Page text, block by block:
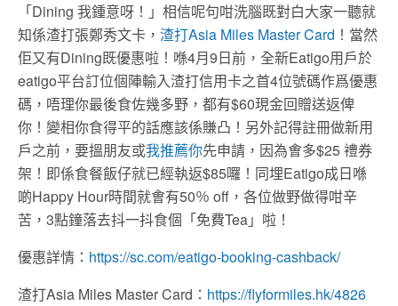
「Dining 我鍾意呀！」相信呢句咁洗腦既對白大家一聽就
知係渣打張鄭秀文卡， 渣打Asia Miles Master Card ！當然
佢又有Dining既優惠啦！喺4月9日前，全新Eatigo用戶於
eatigo平台訂位個陣輸入渣打信用卡之首4位號碼作爲優惠
碼，唔理你最後食佐幾多野，都有$60現金回贈送返俾
你！變相你食得平的話應該係賺凸！另外記得註冊做新用
戶之前，要搵朋友或我推薦你先申請，因為㑹多$25 禮券
架！即係食餐飯仔就已經執返$85囉！同埋Eatigo成日喺
啲Happy Hour時間就㑹有50％ off，各位做野做得咁辛
苦，3點鐘落去抖一抖食個「免費Tea」啦！
優惠詳情： https://sc.com/eatigo-booking-cashback/
渣打Asia Miles Master Card： https://flyformiles.hk/4826